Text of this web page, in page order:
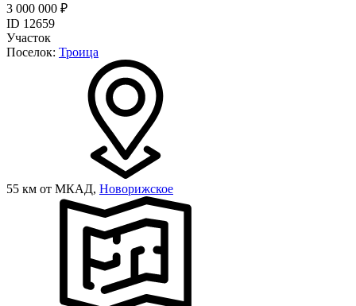
3 000 000 ₽
ID 12659
Участок
Поселок: Троица
55 км от МКАД, Новорижское